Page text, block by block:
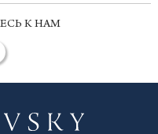
К НАМ